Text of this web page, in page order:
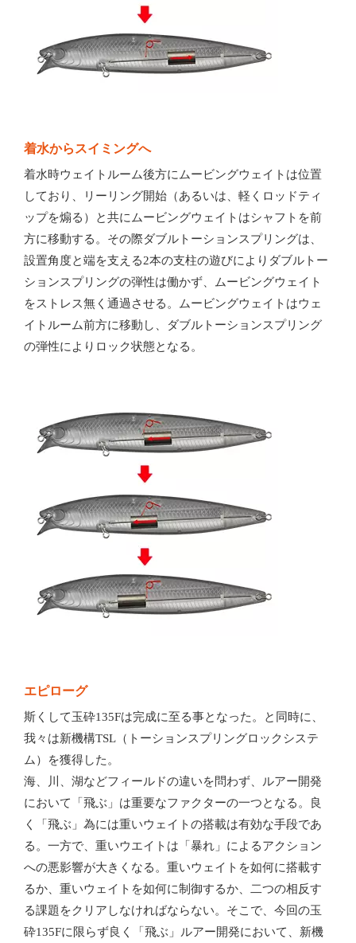
着水からスイミングへ
着水時ウェイトルーム後方にムービングウェイトは位置
しており、リーリング開始（あるいは、軽くロッドティ
ップを煽る）と共にムービングウェイトはシャフトを前
方に移動する。その際ダブルトーションスプリングは、
設置角度と端を支える2本の支柱の遊びによりダブルトー
ションスプリングの弾性は働かず、ムービングウェイト
をストレス無く通過させる。ムービングウェイトはウェ
イトルーム前方に移動し、ダブルトーションスプリング
の弾性によりロック状態となる。
エピローグ
斯くして玉砕135Fは完成に至る事となった。と同時に、
我々は新機構TSL（トーションスプリングロックシステ
ム）を獲得した。
海、川、湖などフィールドの違いを問わず、ルアー開発
において「飛ぶ」は重要なファクターの一つとなる。良
く「飛ぶ」為には重いウェイトの搭載は有効な手段であ
る。一方で、重いウエイトは「暴れ」によるアクション
への悪影響が大きくなる。重いウェイトを如何に搭載す
るか、重いウェイトを如何に制御するか、二つの相反す
る課題をクリアしなければならない。そこで、今回の玉
砕135Fに限らず良く「飛ぶ」ルアー開発において、新機